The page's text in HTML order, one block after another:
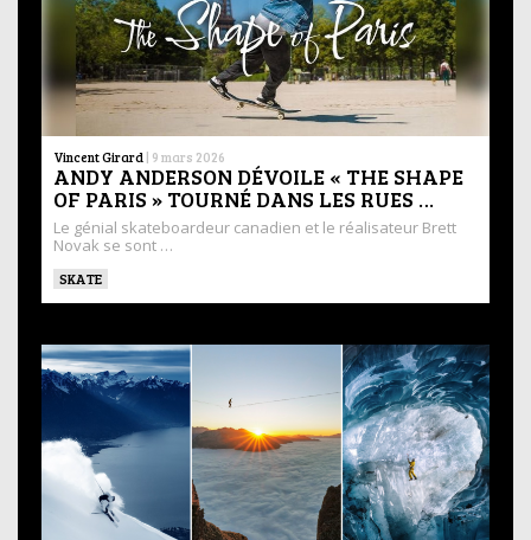
Vincent Girard | 9 mars 2026
ANDY ANDERSON DÉVOILE « THE SHAPE
OF PARIS » TOURNÉ DANS LES RUES …
Le génial skateboardeur canadien et le réalisateur Brett
Novak se sont …
SKATE